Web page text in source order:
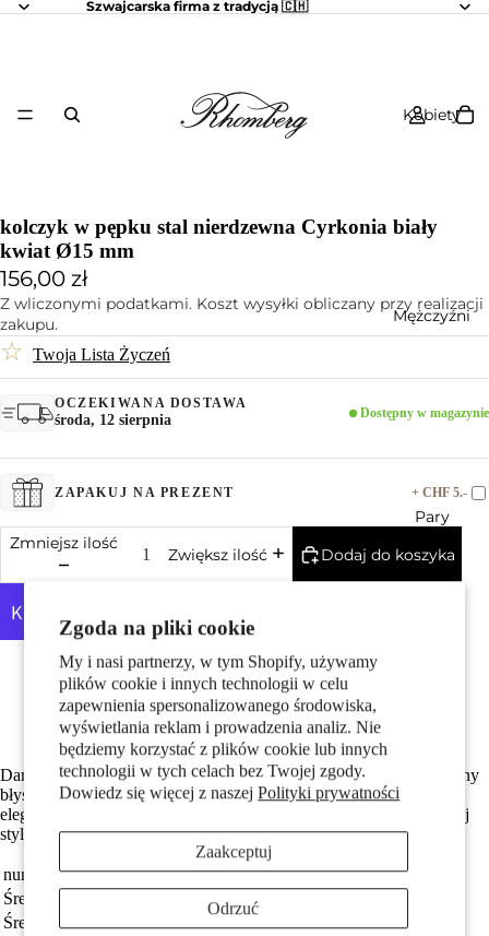
Zgoda na pliki cookie
My i nasi partnerzy, w tym Shopify, używamy
plików cookie i innych technologii w celu
zapewnienia spersonalizowanego środowiska,
wyświetlania reklam i prowadzenia analiz. Nie
będziemy korzystać z plików cookie lub innych
technologii w tych celach bez Twojej zgody.
Dowiedz się więcej z naszejPolityki prywatności
Zaakceptuj
Odrzuć
Szwajcarska firma z tradycją 🇨🇭
Kobiety
Mężczyźni
Pary
kolczyk w pępku stal nierdzewna Cyrkonia biały
kwiat Ø15 mm
156,00 zł
Z wliczonymi podatkami. Koszt wysyłki obliczany przy realizacji
zakupu.
☆ Twoja Lista Życzeń
OCZEKIWANA DOSTAWA
środa, 12 sierpnia Dostępny w magazynie
ZAPAKUJ NA PREZENT + CHF 5.-
Zmniejsz ilość
Zwiększ ilość Dodaj do koszyka
Więcej opcji płatności
Szczególnie łatwy w pielęgnacji i przyjazny dla skóry
Z błyszczącą cyrkonią
Średnica wynosi 15 mm
Damski kolczyk do pępka wykonany ze stali nierdzewnej, ozdobiony
błyszczącymi cyrkoniami ułożonymi w kształt kwiatka. Delikatny i
elegancki dodatek, który podkreśli kobiecy styl i doda blasku każdej
stylizacji. Idealny na co dzień i specjalne okazje.
numer zamówienia
220026
Średnica małej kuli
Średnica pręta